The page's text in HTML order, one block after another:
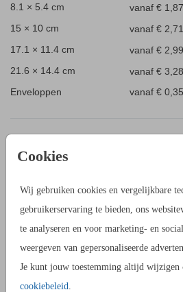
Cookies
Wij gebruiken cookies en vergelijkbare
gebruikerservaring te bieden, ons
te analyseren en voor marketing- en
weergeven van gepersonaliseerde
Je kunt jouw toestemming altijd wijzigen
cookiebeleid
8.1 × 5.4 cm
vanaf € 1,87
15 × 10 cm
vanaf € 2,71
17.1 × 11.4 cm
vanaf € 2,99
21.6 × 14.4 cm
vanaf € 3,28
Enveloppen
vanaf € 0,35
PRODUCTINFORMATIE
OMSCHRIJVING
Stuur voor de kerst deze mooie Save
goudfolie en foto. Plaats in de
Deze is makkelijk bij te snijden.
HOE WERKT HET?
Toon meer